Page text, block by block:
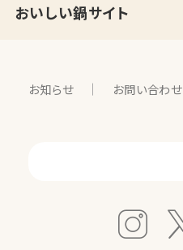
おいしい鍋サイト
お知らせ お問い合わせ